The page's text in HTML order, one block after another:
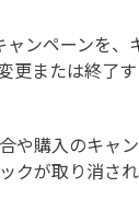
ンペーンを、
更または終了
や購入のキャ
クが取り消さ